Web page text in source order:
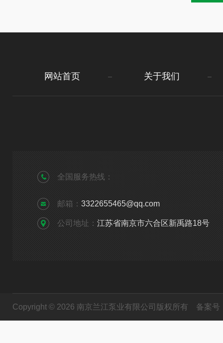
网站首页 关于我们
全国服务热线：
邮箱： 3322655465@qq.com
公司地址： 江苏省南京市六合区新禹路18号
Copyright © 2026 南京兰江泵业有限公司版权所有 备案号